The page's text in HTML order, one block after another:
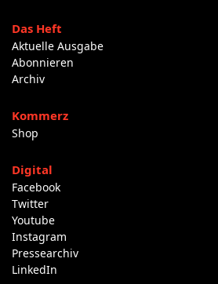
Das Heft
Aktuelle Ausgabe
Abonnieren
Archiv
Kommerz
Shop
Digital
Facebook
Twitter
Youtube
Instagram
Pressearchiv
LinkedIn